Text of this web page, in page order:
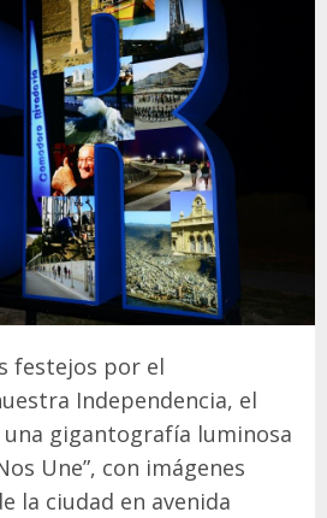
festejos por el
Independencia, el
gigantografía luminosa
Une”, con imágenes
la ciudad en avenida